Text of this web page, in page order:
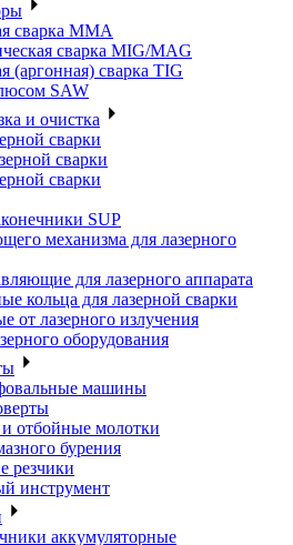
сварка MMA
сварка MIG/MAG
(аргонная) сварка TIG
SAW
и очистка
сварки
сварки
сварки
SUP
механизма для лазерного
для лазерного аппарата
кольца для лазерной сварки
от лазерного излучения
оборудования
машины
отбойные молотки
бурения
резчики
инструмент
аккумуляторные